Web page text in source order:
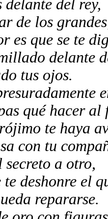
delante del rey,
de los
es que se te
delante
tus ojos.
qué hacer
te haya
con tu
secreto a otro,
te deshonre el
repararse.